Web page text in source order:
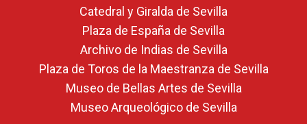
Catedral y Giralda de Sevilla
Plaza de España de Sevilla
Archivo de Indias de Sevilla
Plaza de Toros de la Maestranza de Sevilla
Museo de Bellas Artes de Sevilla
Museo Arqueológico de Sevilla